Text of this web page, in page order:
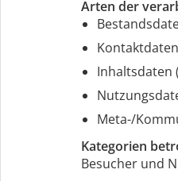
Arten der
Inhaltsdaten
Meta-/
Kategorien
Besucher und